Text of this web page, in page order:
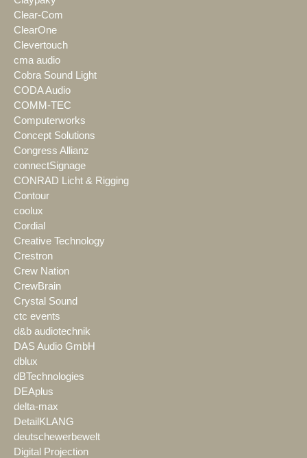
Clear-Com
ClearOne
Clevertouch
cma audio
Cobra Sound Light
CODA Audio
COMM-TEC
Computerworks
Concept Solutions
Congress Allianz
connectSignage
CONRAD Licht & Rigging
Contour
coolux
Cordial
Creative Technology
Crestron
Crew Nation
CrewBrain
Crystal Sound
ctc events
d&b audiotechnik
DAS Audio GmbH
dblux
dBTechnologies
DEAplus
delta-max
DetailKLANG
deutschewerbewelt
Digital Projection